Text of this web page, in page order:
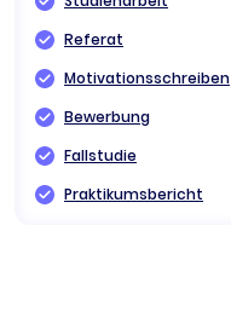
Referat
Motivationsschreiben
Bewerbung
Fallstudie
Praktikumsbericht